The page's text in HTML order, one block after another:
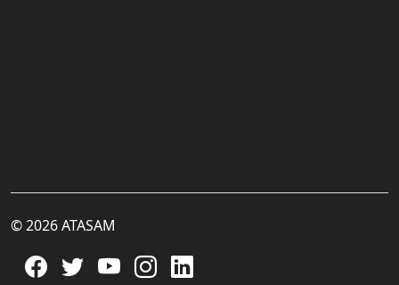
© 2026 ATASAM